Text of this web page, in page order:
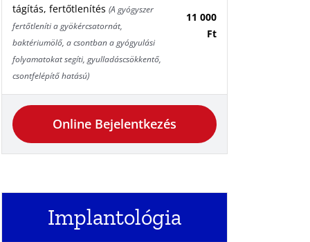
tágítás, fertőtlenítés(A gyógyszer
fertőtleníti a gyökércsatornát,
baktériumölő, a csontban a gyógyulási
folyamatokat segíti, gyulladáscsökkentő,
csontfelépítő hatású)
11 000
Ft
Online Bejelentkezés
Implantológia